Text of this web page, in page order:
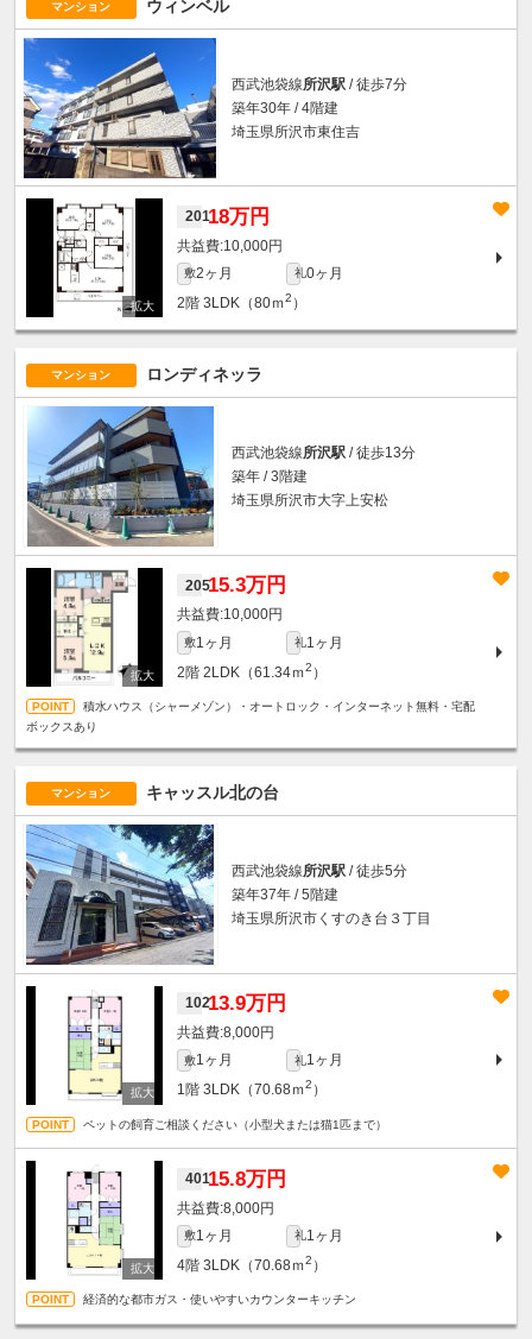
マンション ウィンベル
西武池袋線所沢駅 / 徒歩7分
築年30年 / 4階建
埼玉県所沢市東住吉
20118万円
10,000円
敷2ヶ月 礼0ヶ月
2階 3LDK（80ｍ2 ）
マンション ロンディネッラ
西武池袋線所沢駅 / 徒歩13分
築年 / 3階建
埼玉県所沢市大字上安松
20515.3万円
10,000円
敷1ヶ月 礼1ヶ月
2階 2LDK（61.34ｍ2 ）
積水ハウス（シャーメゾン）・オートロック・インターネット無料・宅配
ボックスあり
マンション キャッスル北の台
西武池袋線所沢駅 / 徒歩5分
築年37年 / 5階建
埼玉県所沢市くすのき台３丁目
10213.9万円
8,000円
敷1ヶ月 礼1ヶ月
1階 3LDK（70.68ｍ2 ）
ペットの飼育ご相談ください（小型犬または猫1匹まで）
40115.8万円
8,000円
敷1ヶ月 礼1ヶ月
4階 3LDK（70.68ｍ2 ）
経済的な都市ガス・使いやすいカウンターキッチン